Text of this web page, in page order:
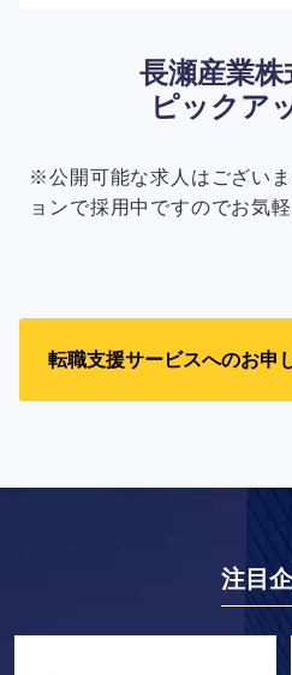
長瀬産業株
ピックア
※公開可能な求人はござい
ョンで採用中ですのでお気
転職支援サービスへのお申
注目